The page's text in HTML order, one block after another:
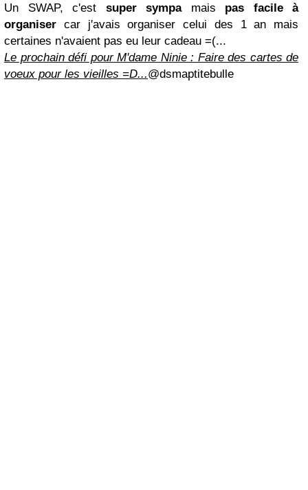
Un SWAP, c'est super sympamais pas facile à
organiser car j'avais organiser celui des 1 an mais
certaines n'avaient pas eu leur cadeau =(...
Le prochain défi pour M'dame Ninie : Faire des cartes de
voeux pour les vieilles =D...@dsmaptitebulle